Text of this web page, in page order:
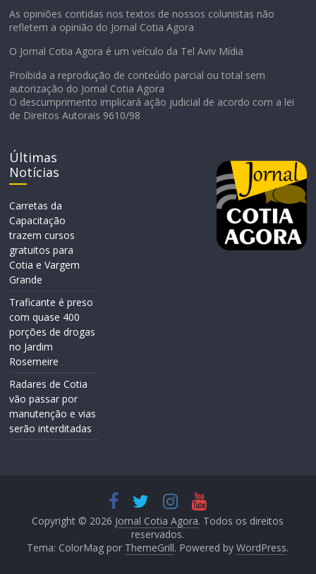
As opiniões contidas nos textos de nossos colunistas não
refletem a opinião do Jornal Cotia Agora
O Jornal Cotia Agora é um veículo da Tel Aviv Mídia
Proibida a reprodução de conteúdo parcial ou total sem
autorização do Jornal Cotia Agora
O descumprimento implicará ação judicial de acordo com a lei
de Direitos Autorais 9610/98
Últimas
Notícias
Carretas da
Capacitação
trazem cursos
gratuitos para
Cotia e Vargem
Grande
Traficante é preso
com quase 400
porções de drogas
no Jardim
Rosemeire
Radares de Cotia
vão passar por
manutenção e vias
serão interditadas
Copyright © 2026 Jornal Cotia Agora. Todos os direitos
reservados.
Tema: ColorMag por ThemeGrill. Powered byWordPress.